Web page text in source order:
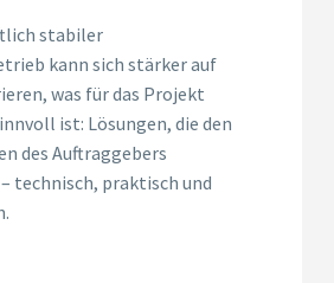
stabiler
kann sich stärker auf
was für das Projekt
ist: Lösungen, die den
des Auftraggebers
technisch, praktisch und